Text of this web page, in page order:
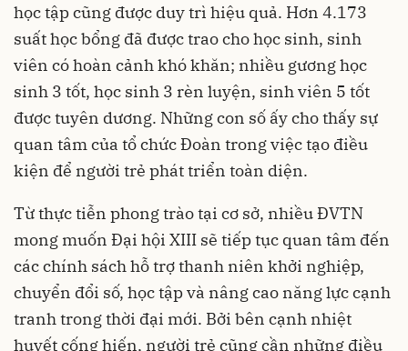
học tập cũng được duy trì hiệu quả. Hơn 4.173
suất học bổng đã được trao cho học sinh, sinh
viên có hoàn cảnh khó khăn; nhiều gương học
sinh 3 tốt, học sinh 3 rèn luyện, sinh viên 5 tốt
được tuyên dương. Những con số ấy cho thấy sự
quan tâm của tổ chức Đoàn trong việc tạo điều
kiện để người trẻ phát triển toàn diện.
Từ thực tiễn phong trào tại cơ sở, nhiều ĐVTN
mong muốn Đại hội XIII sẽ tiếp tục quan tâm đến
các chính sách hỗ trợ thanh niên khởi nghiệp,
chuyển đổi số, học tập và nâng cao năng lực cạnh
tranh trong thời đại mới. Bởi bên cạnh nhiệt
huyết cống hiến, người trẻ cũng cần những điều